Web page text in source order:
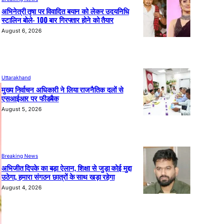
अभिनेत्री तृषा पर विवादित बयान को लेकर उदयनिधि
स्टालिन बोले- 100 बार गिरफ्तार होने को तैयार
August 6, 2026
Uttarakhand
मुख्य निर्वाचन अधिकारी ने लिया राजनैतिक दलों से
एसआईआर पर फीडबैक
August 5, 2026
Breaking News
अभिजीत दिपके का बड़ा ऐलान, शिक्षा से जुड़ा कोई मुद्दा
उठेगा, हमारा संगठन छात्रों के साथ खड़ा रहेगा
August 4, 2026